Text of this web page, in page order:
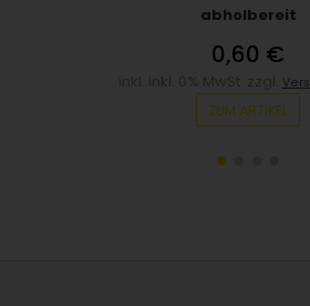
abholbereit
0,60 €
ZUM ARTIKEL